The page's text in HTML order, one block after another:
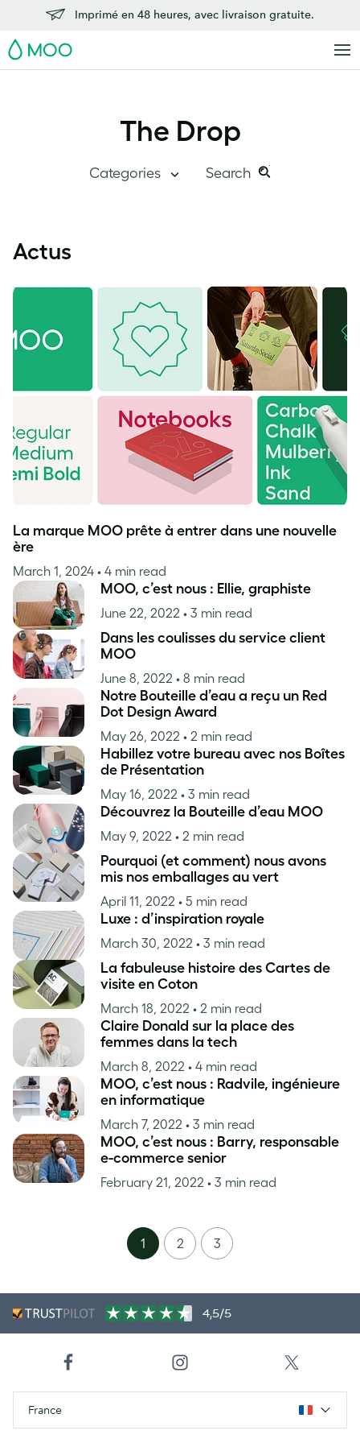
Imprimé en 48 heures, avec livraison gratuite.
MOO
The Drop
Categories Search
Chez MOO
Études de cas
Inspiration
this
site:
Search
Actus
La marque MOO prête à entrer dans une nouvelle
ère
March 1, 2024 • 4 min read
MOO, c’est nous : Ellie, graphiste
June 22, 2022 • 3 min read
Dans les coulisses du service client
MOO
June 8, 2022 • 8 min read
Notre Bouteille d’eau a reçu un Red
Dot Design Award
May 26, 2022 • 2 min read
Habillez votre bureau avec nos Boîtes
de Présentation
May 16, 2022 • 3 min read
Découvrez la Bouteille d’eau MOO
May 9, 2022 • 2 min read
Pourquoi (et comment) nous avons
mis nos emballages au vert
April 11, 2022 • 5 min read
Luxe : d’inspiration royale
March 30, 2022 • 3 min read
La fabuleuse histoire des Cartes de
visite en Coton
March 18, 2022 • 2 min read
Claire Donald sur la place des
femmes dans la tech
March 8, 2022 • 4 min read
MOO, c’est nous : Radvile, ingénieure
en informatique
March 7, 2022 • 3 min read
MOO, c’est nous : Barry, responsable
e-commerce senior
February 21, 2022 • 3 min read
1 2 3
4,5/5
France